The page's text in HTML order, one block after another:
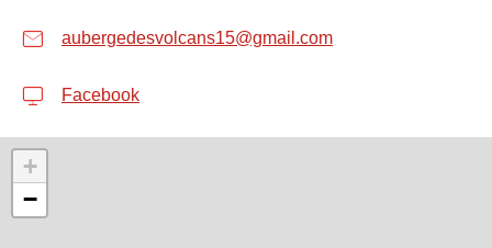
aubergedesvolcans15@gmail.com
Facebook
+
−